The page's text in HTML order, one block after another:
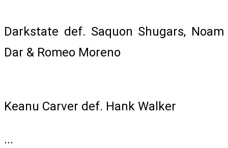
Darkstate def. Saquon Shugars, Noam
Dar & Romeo Moreno
Keanu Carver def. Hank Walker
...